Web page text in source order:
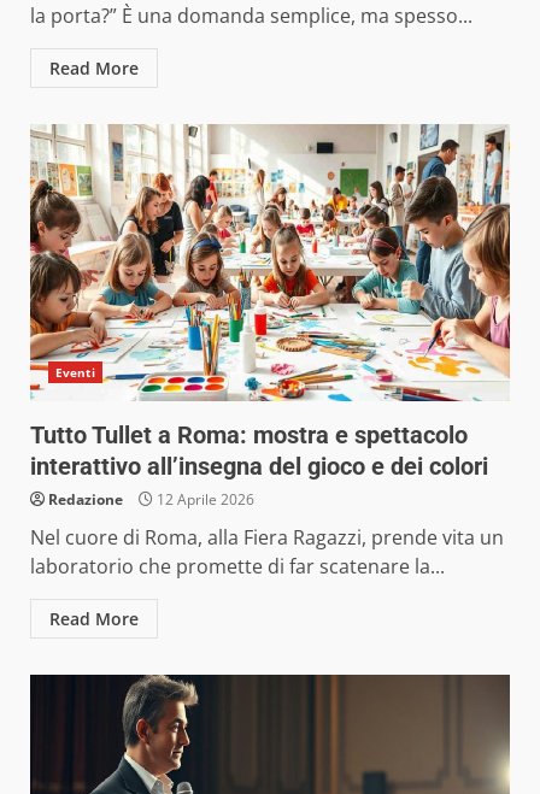
la porta?” È una domanda semplice, ma spesso...
Read More
Eventi
Tutto Tullet a Roma: mostra e spettacolo
interattivo all’insegna del gioco e dei colori
Redazione 12 Aprile 2026
Nel cuore di Roma, alla Fiera Ragazzi, prende vita un
laboratorio che promette di far scatenare la...
Read More